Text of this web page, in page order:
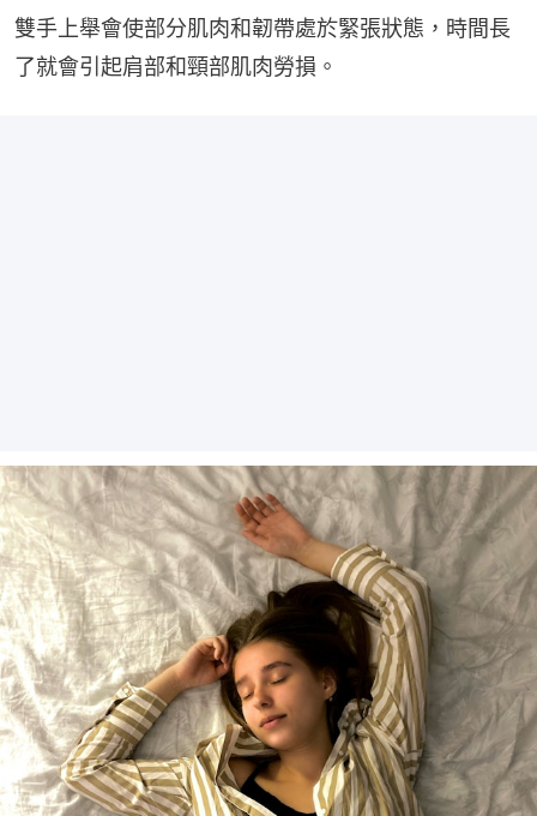
雙手上舉會使部分肌肉和韌帶處於緊張狀態，時間長
了就會引起肩部和頸部肌肉勞損。